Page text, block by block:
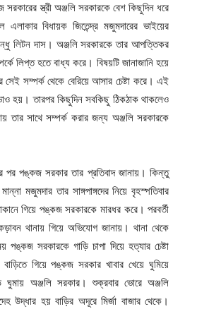
স্ত্রী অঞ্জলি সরকারকে বেশ কিছুদিন ধরে
বিধায়ক জিতেন্দ্র মজুমদারের ভাইয়ের
লিটন দাস। অঞ্জলি সরকারকে তার আপত্তিকর
লিপ্ত হতে বাধ্য করে। বিষয়টি জানাজানি হয়ে
সেই সম্পর্ক থেকে বেরিয়ে আসার চেষ্টা করে। এই
হয়। তারপর কিছুদিন সবকিছু ঠিকঠাক থাকলেও
তার সাথে সম্পর্ক করার জন্য অঞ্জলি সরকারকে
পর পঙ্কজ সরকার তার প্রতিবাদ জানায়। কিন্তু
মজুমদার তার সাঙ্গপাঙ্গদের নিয়ে বৃহস্পতিবার
গিয়ে পঙ্কজ সরকারকে মারধর করে। পরবর্তী
থানায় গিয়ে অভিযোগ জানায়। থানা থেকে
পঙ্কজ সরকারকে গাড়ি চাপা দিয়ে হত্যার চেষ্টা
গিয়ে পঙ্কজ সরকার খাবার খেয়ে ঘুমিয়ে
অঞ্জলি সরকার। শুক্রবার ভোরে অঞ্জলি
উদ্ধার হয় বাড়ির অদূরে মির্জা বাজার থেকে।